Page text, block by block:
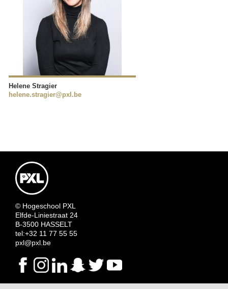
Helene Stragier
helene.stragier@pxl.be
© Hogeschool PXL
Elfde-Liniestraat 24
B-3500 HASSELT
tel:+32 11 77 55 55
pxl@pxl.be